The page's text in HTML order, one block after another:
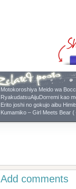
Motokoroshiya Meido wa
RyakudatsuAijuDorremi kao
Erito joshi no gokujo aibu
Kumamiko – Girl Meets Bear
Add comments